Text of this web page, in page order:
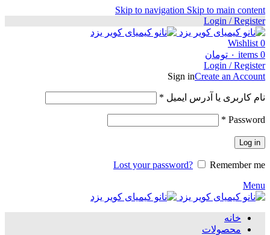
Skip to navigation Skip to main content
Login / Register
0
Wishlist
0
items ۰ تومان
Login / Register
Sign inCreate an Account
نام کاربری یا آدرس ایمیل *
Password
*
Log in
Lost your password?
Remember me
Menu
خانه
محصولات